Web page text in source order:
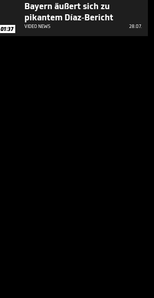
01:37
Bayern äußert sich zu
pikantem Díaz-Bericht
VIDEO NEWS 28.07.